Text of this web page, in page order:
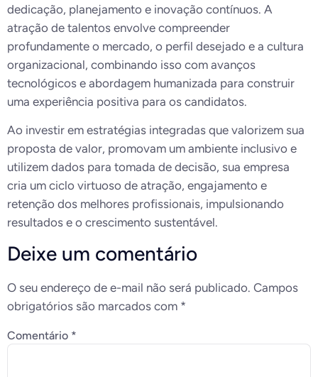
dedicação, planejamento e inovação contínuos. A
atração de talentos envolve compreender
profundamente o mercado, o perfil desejado e a cultura
organizacional, combinando isso com avanços
tecnológicos e abordagem humanizada para construir
uma experiência positiva para os candidatos.
Ao investir em estratégias integradas que valorizem sua
proposta de valor, promovam um ambiente inclusivo e
utilizem dados para tomada de decisão, sua empresa
cria um ciclo virtuoso de atração, engajamento e
retenção dos melhores profissionais, impulsionando
resultados e o crescimento sustentável.
Deixe um comentário
O seu endereço de e-mail não será publicado. Campos
obrigatórios são marcados com *
Comentário *